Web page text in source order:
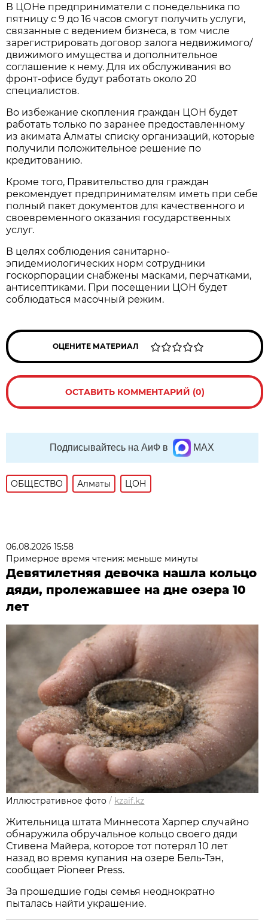
В ЦОНе предприниматели с понедельника по
пятницу с 9 до 16 часов смогут получить услуги,
связанные с ведением бизнеса, в том числе
зарегистрировать договор залога недвижимого/
движимого имущества и дополнительное
соглашение к нему. Для их обслуживания во
фронт-офисе будут работать около 20
специалистов.
Во избежание скопления граждан ЦОН будет
работать только по заранее предоставленному
из акимата Алматы списку организаций, которые
получили положительное решение по
кредитованию.
Кроме того, Правительство для граждан
рекомендует предпринимателям иметь при себе
полный пакет документов для качественного и
своевременного оказания государственных
услуг.
В целях соблюдения санитарно-
эпидемиологических норм сотрудники
госкорпорации снабжены масками, перчатками,
антисептиками. При посещении ЦОН будет
соблюдаться масочный режим.
ОЦЕНИТЕ МАТЕРИАЛ
ОСТАВИТЬ КОММЕНТАРИЙ (0)
Подписывайтесь на АиФ в MAX
ОБЩЕСТВО Алматы ЦОН
06.08.2026 15:58
Примерное время чтения: меньше минуты
Девятилетняя девочка нашла кольцо
дяди, пролежавшее на дне озера 10
лет
Иллюстративное фото / kzaif.kz
Жительница штата Миннесота Харпер случайно
обнаружила обручальное кольцо своего дяди
Стивена Майера, которое тот потерял 10 лет
назад во время купания на озере Бель-Тэн,
сообщает Pioneer Press.
За прошедшие годы семья неоднократно
пыталась найти украшение.